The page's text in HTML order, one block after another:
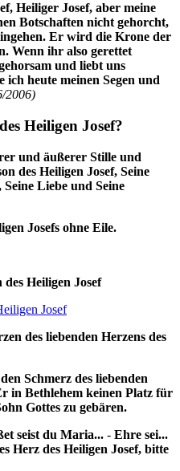
Heiliger Josef, aber meine
Botschaften nicht gehorcht,
Er wird die Krone der
Wenn ihr also gerettet
und liebt uns
heute meinen Segen und
2006)
Heiligen Josef?
und äußerer Stille und
des Heiligen Josef, Seine
Liebe und Seine
Josefs ohne Eile.
Heiligen Josef
Josef
des liebenden Herzens des
Schmerz des liebenden
in Bethlehem keinen Platz für
Gottes zu gebären.
seist du Maria... - Ehre sei...
Herz des Heiligen Josef, bitte